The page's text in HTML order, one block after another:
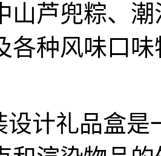
山芦兜粽、
各种风味口
设计礼品盒